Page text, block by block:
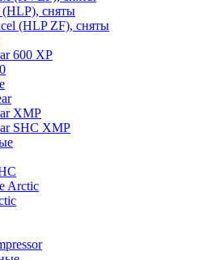
сняты
(HLP ZF), сняты
600 XP
XMP
SHC XMP
Arctic